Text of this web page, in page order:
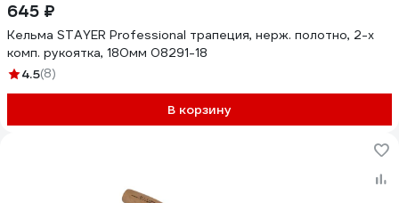
645 ₽
Кельма STAYER Professional трапеция, нерж. полотно, 2-х
комп. рукоятка, 180мм 08291-18
4.5(8)
В корзину